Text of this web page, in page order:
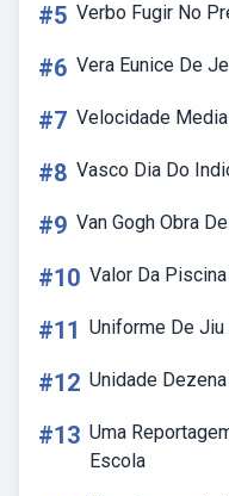
#5 Verbo Fugir No
#6 Vera Eunice De
#7 Velocidade
#8 Vasco Dia Do
#9 Van Gogh Obra
#10 Valor Da
#11 Uniforme De
#12 Unidade
#13 Uma
Escola